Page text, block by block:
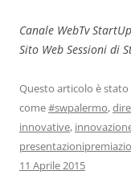
Canale WebTv
Sito Web Sessioni di
Questo articolo è
come#swpalermo,
innovative,
11 Aprile 2015